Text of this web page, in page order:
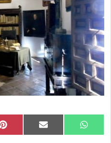
Compartir
en
Pinterest Compartir
en
Email
en